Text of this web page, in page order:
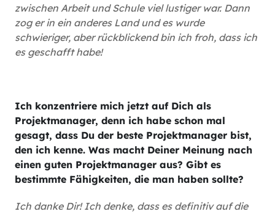
zwischen Arbeit und Schule viel lustiger war. Dann
zog er in ein anderes Land und es wurde
schwieriger, aber rückblickend bin ich froh, dass ich
es geschafft habe!
Ich konzentriere mich jetzt auf Dich als
Projektmanager, denn ich habe schon mal
gesagt, dass Du der beste Projektmanager bist,
den ich kenne. Was macht Deiner Meinung nach
einen guten Projektmanager aus? Gibt es
bestimmte Fähigkeiten, die man haben sollte?
Ich danke Dir! Ich denke, dass es definitiv auf die